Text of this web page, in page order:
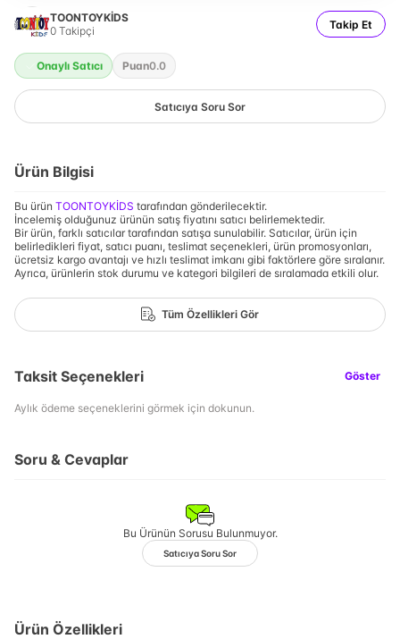
TOONTOYKİDS
0 Takipçi Takip Et
Onaylı Satıcı Puan0.0
Satıcıya Soru Sor
Ürün Bilgisi
Bu ürün TOONTOYKİDS tarafından gönderilecektir.
İncelemiş olduğunuz ürünün satış fiyatını satıcı belirlemektedir.
Bir ürün, farklı satıcılar tarafından satışa sunulabilir. Satıcılar, ürün için
belirledikleri fiyat, satıcı puanı, teslimat seçenekleri, ürün promosyonları,
ücretsiz kargo avantajı ve hızlı teslimat imkanı gibi faktörlere göre sıralanır.
Ayrıca, ürünlerin stok durumu ve kategori bilgileri de sıralamada etkili olur.
Tüm Özellikleri Gör
Taksit Seçenekleri Göster
Aylık ödeme seçeneklerini görmek için dokunun.
Soru & Cevaplar
Bu Ürünün Sorusu Bulunmuyor.
Satıcıya Soru Sor
Ürün Özellikleri